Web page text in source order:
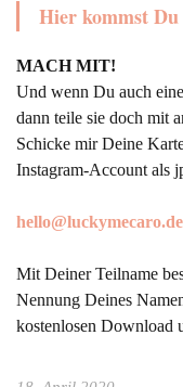
Hier kommst Du
MACH MIT!
Und wenn Du auch
dann teile sie doch mit
Schicke mir Deine
Instagram-Account als
hello@luckymecaro.de
Mit Deiner Teilname
Nennung Deines
kostenlosen Download